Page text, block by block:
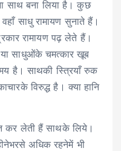
साथ बना लिया है। कुछ
साधु रामायण सुनाते हैं।
रामायण पढ़ लेते हैं।
या साधुओंके चमत्कार खूब
है। साथकी स्त्रियाँ रुक
विरुद्ध है। क्या हानि
कर लेती हैं साथके लिये।
अधिक रहनेमें भी